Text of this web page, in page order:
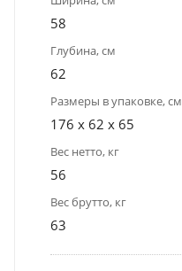
58
Глубина, см
62
Размеры в упаковке, см
176 x 62 x 65
Вес нетто, кг
56
Вес брутто, кг
63